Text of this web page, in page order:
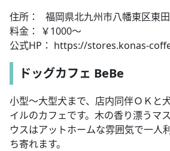
住所： 福岡県北九州市八幡東区東
料金： ￥1000～
公式HP： https://stores.konas-
ドッグカフェ BeBe
小型～大型犬まで、店内同伴ＯＫと
イルのカフェです。木の香り漂うマ
ウスはアットホームな雰囲気で一人
ち寄れます。